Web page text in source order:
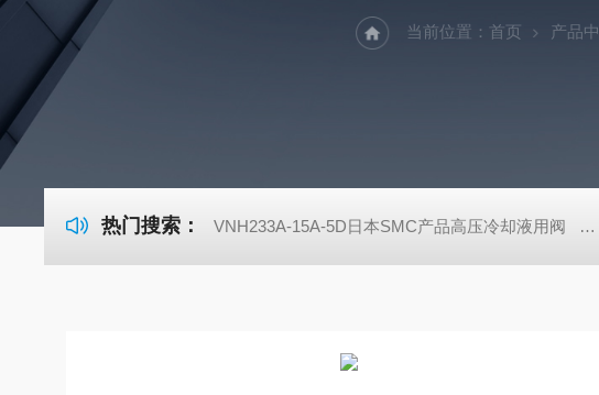
当前位置： 首页 产品
热门搜索： VNH233A-15A-5D日本SMC产品高压冷却液用阀